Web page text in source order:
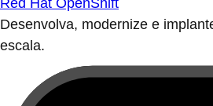
Red Hat OpenShift
Desenvolva, modernize e
escala.